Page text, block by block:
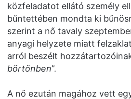
közfeladatot ellátó személy
bűntettében mondta ki
szerint a nő tavaly
anyagi helyzete miatt
arról beszélt
börtönben”.
A nő ezután magához vett